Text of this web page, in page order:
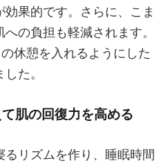
果的です。さらに、こま
の負担も軽減されます。
休憩を入れるようにした
た。
肌の回復力を高める
リズムを作り、睡眠時間